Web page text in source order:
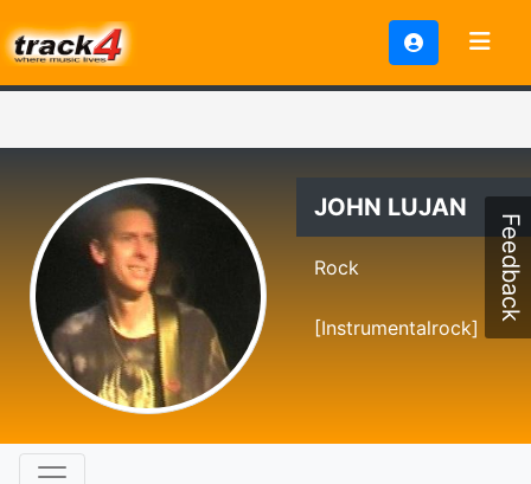
JOHN LUJAN
Rock
[Instrumentalrock]
Feedback